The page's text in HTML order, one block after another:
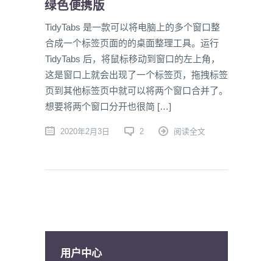
绿色便携版
TidyTabs 是一款可以将电脑上的多个窗口整
合成一个标签页面的的桌面整理工具。运行
TidyTabs 后，将鼠标移动到窗口的左上角，
这是窗口上就会出现了一个标签页，拖拽标签
页到其他标签页中就可以将两个窗口合并了。
想要将两个窗口分开也很简 […]
2020年2月3日 2 阅读全文
用户中心